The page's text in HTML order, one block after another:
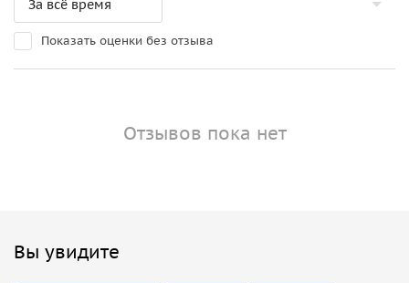
Показать оценки без отзыва
Отзывов пока нет
Вы увидите